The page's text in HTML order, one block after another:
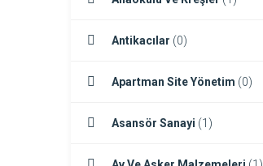
Antikacılar (0)
Apartman Site Yönetim (0)
Asansör Sanayi (1)